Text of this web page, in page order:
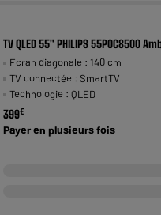
TV QLED 55" PHILIPS 55POC8500
Ecran diagonale : 140 cm
TV connectée : SmartTV
Technologie : QLED
399€
Payer en plusieurs fois